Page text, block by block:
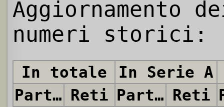
Aggiornamento
numeri storici:
In totale
In Serie A
Partite Reti Partite Reti